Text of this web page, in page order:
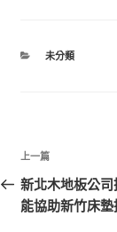
分
未分類
文
章
導
上
一
篇
上一篇
新北木地板公
能協助新竹床